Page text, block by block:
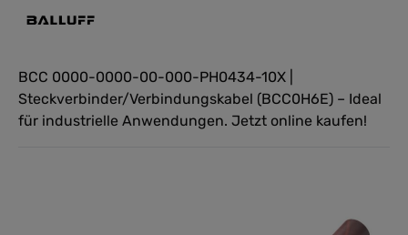
BCC 0000-0000-00-000-PH0434-10X |
Steckverbinder/Verbindungskabel (BCC0H6E) – Ideal
für industrielle Anwendungen. Jetzt online kaufen!